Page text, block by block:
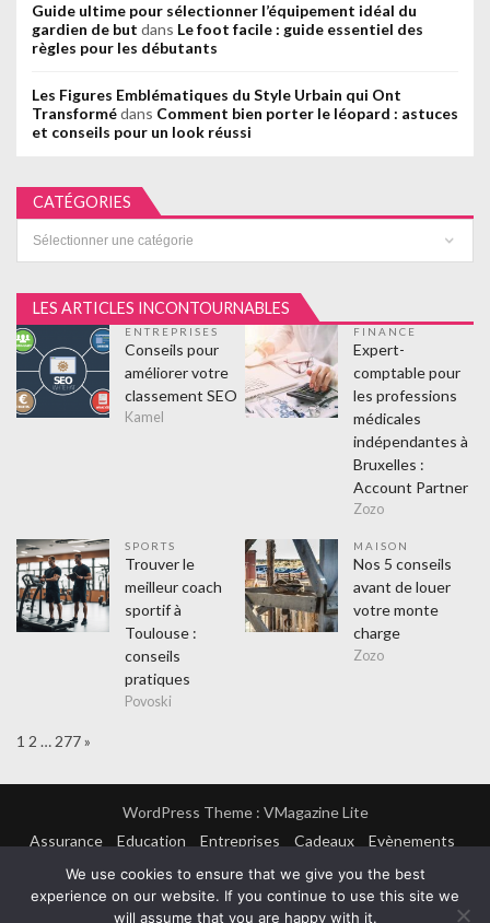
Guide ultime pour sélectionner l’équipement idéal du
gardien de but dans Le foot facile : guide essentiel des
règles pour les débutants
Les Figures Emblématiques du Style Urbain qui Ont
Transformédans Comment bien porter le léopard : astuces
et conseils pour un look réussi
CATÉGORIES
LES ARTICLES INCONTOURNABLES
ENTREPRISES
Conseils pour
améliorer votre
classement SEO
Kamel
FINANCE
Expert-
comptable pour
les professions
médicales
indépendantes à
Bruxelles :
Account Partner
Zozo
SPORTS
Trouver le
meilleur coach
sportif à
Toulouse :
conseils
pratiques
Povoski
MAISON
Nos 5 conseils
avant de louer
votre monte
charge
Zozo
Page:
1 2 … 277Next
»
WordPress Theme : VMagazine Lite
Assurance
Education Entreprises Cadeaux
Evènements
Hitech
Mode Sorties Sports Loisirs
Maison
Couvreur
Cuisine Electricien Isolation
Plombier
Désinsectiseur Webmasters Non classé
We use cookies to ensure that we give you the best
experience on our website. If you continue to use this site we
will assume that you are happy with it.